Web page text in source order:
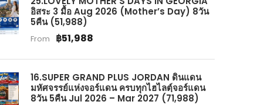
อิสระ 3 มื้อ Aug 2026 (Mother’s Day) 8วัน
5คืน (51,988)
From ฿51,988
16.SUPER GRAND PLUS JORDAN ดินแดน
มหัศจรรย์แห่งจอร์แดน ครบทุกไฮไลตฺ์จอร์แดน
8วัน 5คืน Jul 2026 – Mar 2027 (71,988)